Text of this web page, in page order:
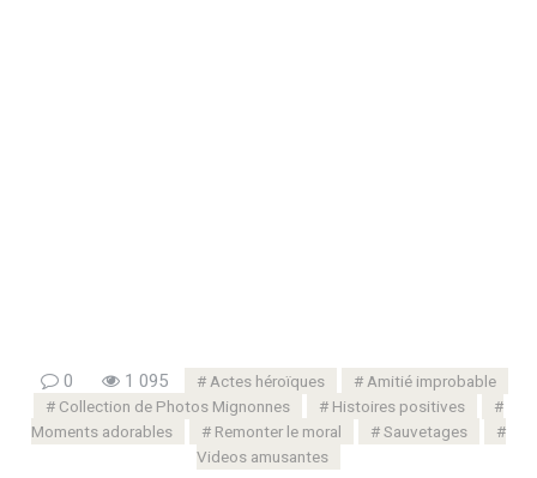
0 1 095 Actes héroïques
Amitié improbable
Collection de Photos Mignonnes
Histoires positives
Moments adorables
Remonter le moral
Sauvetages
Videos amusantes